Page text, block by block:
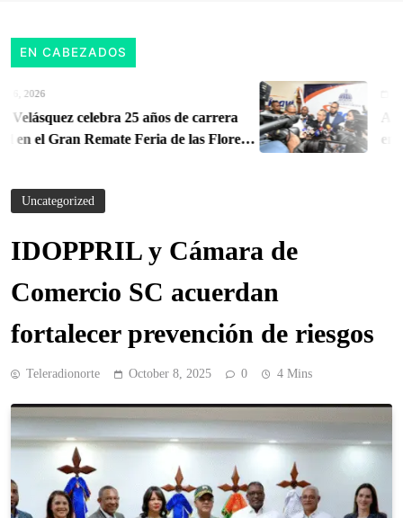
EN CABEZADOS
celebra 25 años de carrera
el Gran Remate Feria de las Flores
entrega
Uncategorized
IDOPPRIL y Cámara de
Comercio SC acuerdan
fortalecer prevención de riesgos
Teleradionorte October 8, 2025 0 4 Mins